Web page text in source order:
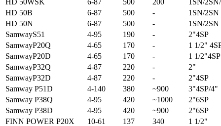
HD 50B
6-87 500 -
1SN/
HD 50N
6-87 500 -
1SN/
SamwayS51
4-95 190 -
2"4SP
SamwayР20Q
4-65 170 -
1 1/2"
SamwayР20D
4-65 170 -
1 1/2"4SP
SamwayР32Q
4-87 220 -
2"
SamwayР32D
4-87 220 -
2"4SP
Samway P51D
4-140 380 ~900
3"4SP/4"
Samway P38Q
4-95 420 ~1000
2"6SP
Samway P38D
4-95 420 ~900
2"6SP
FINN POWER P20X
10-61 137 340
1 1/2"